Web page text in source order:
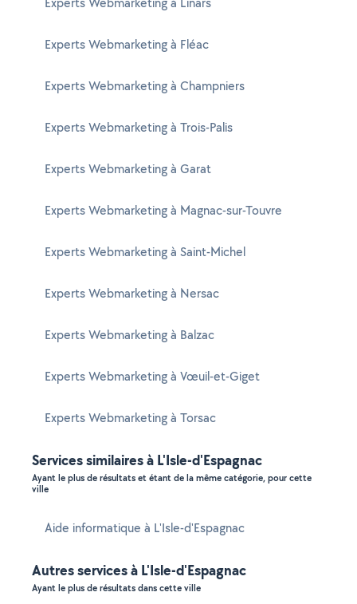
Experts Webmarketing à Fléac
Experts Webmarketing à Champniers
Experts Webmarketing à Trois-Palis
Experts Webmarketing à Garat
Experts Webmarketing à Magnac-sur-Touvre
Experts Webmarketing à Saint-Michel
Experts Webmarketing à Nersac
Experts Webmarketing à Balzac
Experts Webmarketing à Vœuil-et-Giget
Experts Webmarketing à Torsac
Services similaires à L'Isle-d'Espagnac
Ayant le plus de résultats et étant de la même catégorie, pour cette
ville
Aide informatique à L'Isle-d'Espagnac
Autres services à L'Isle-d'Espagnac
Ayant le plus de résultats dans cette ville